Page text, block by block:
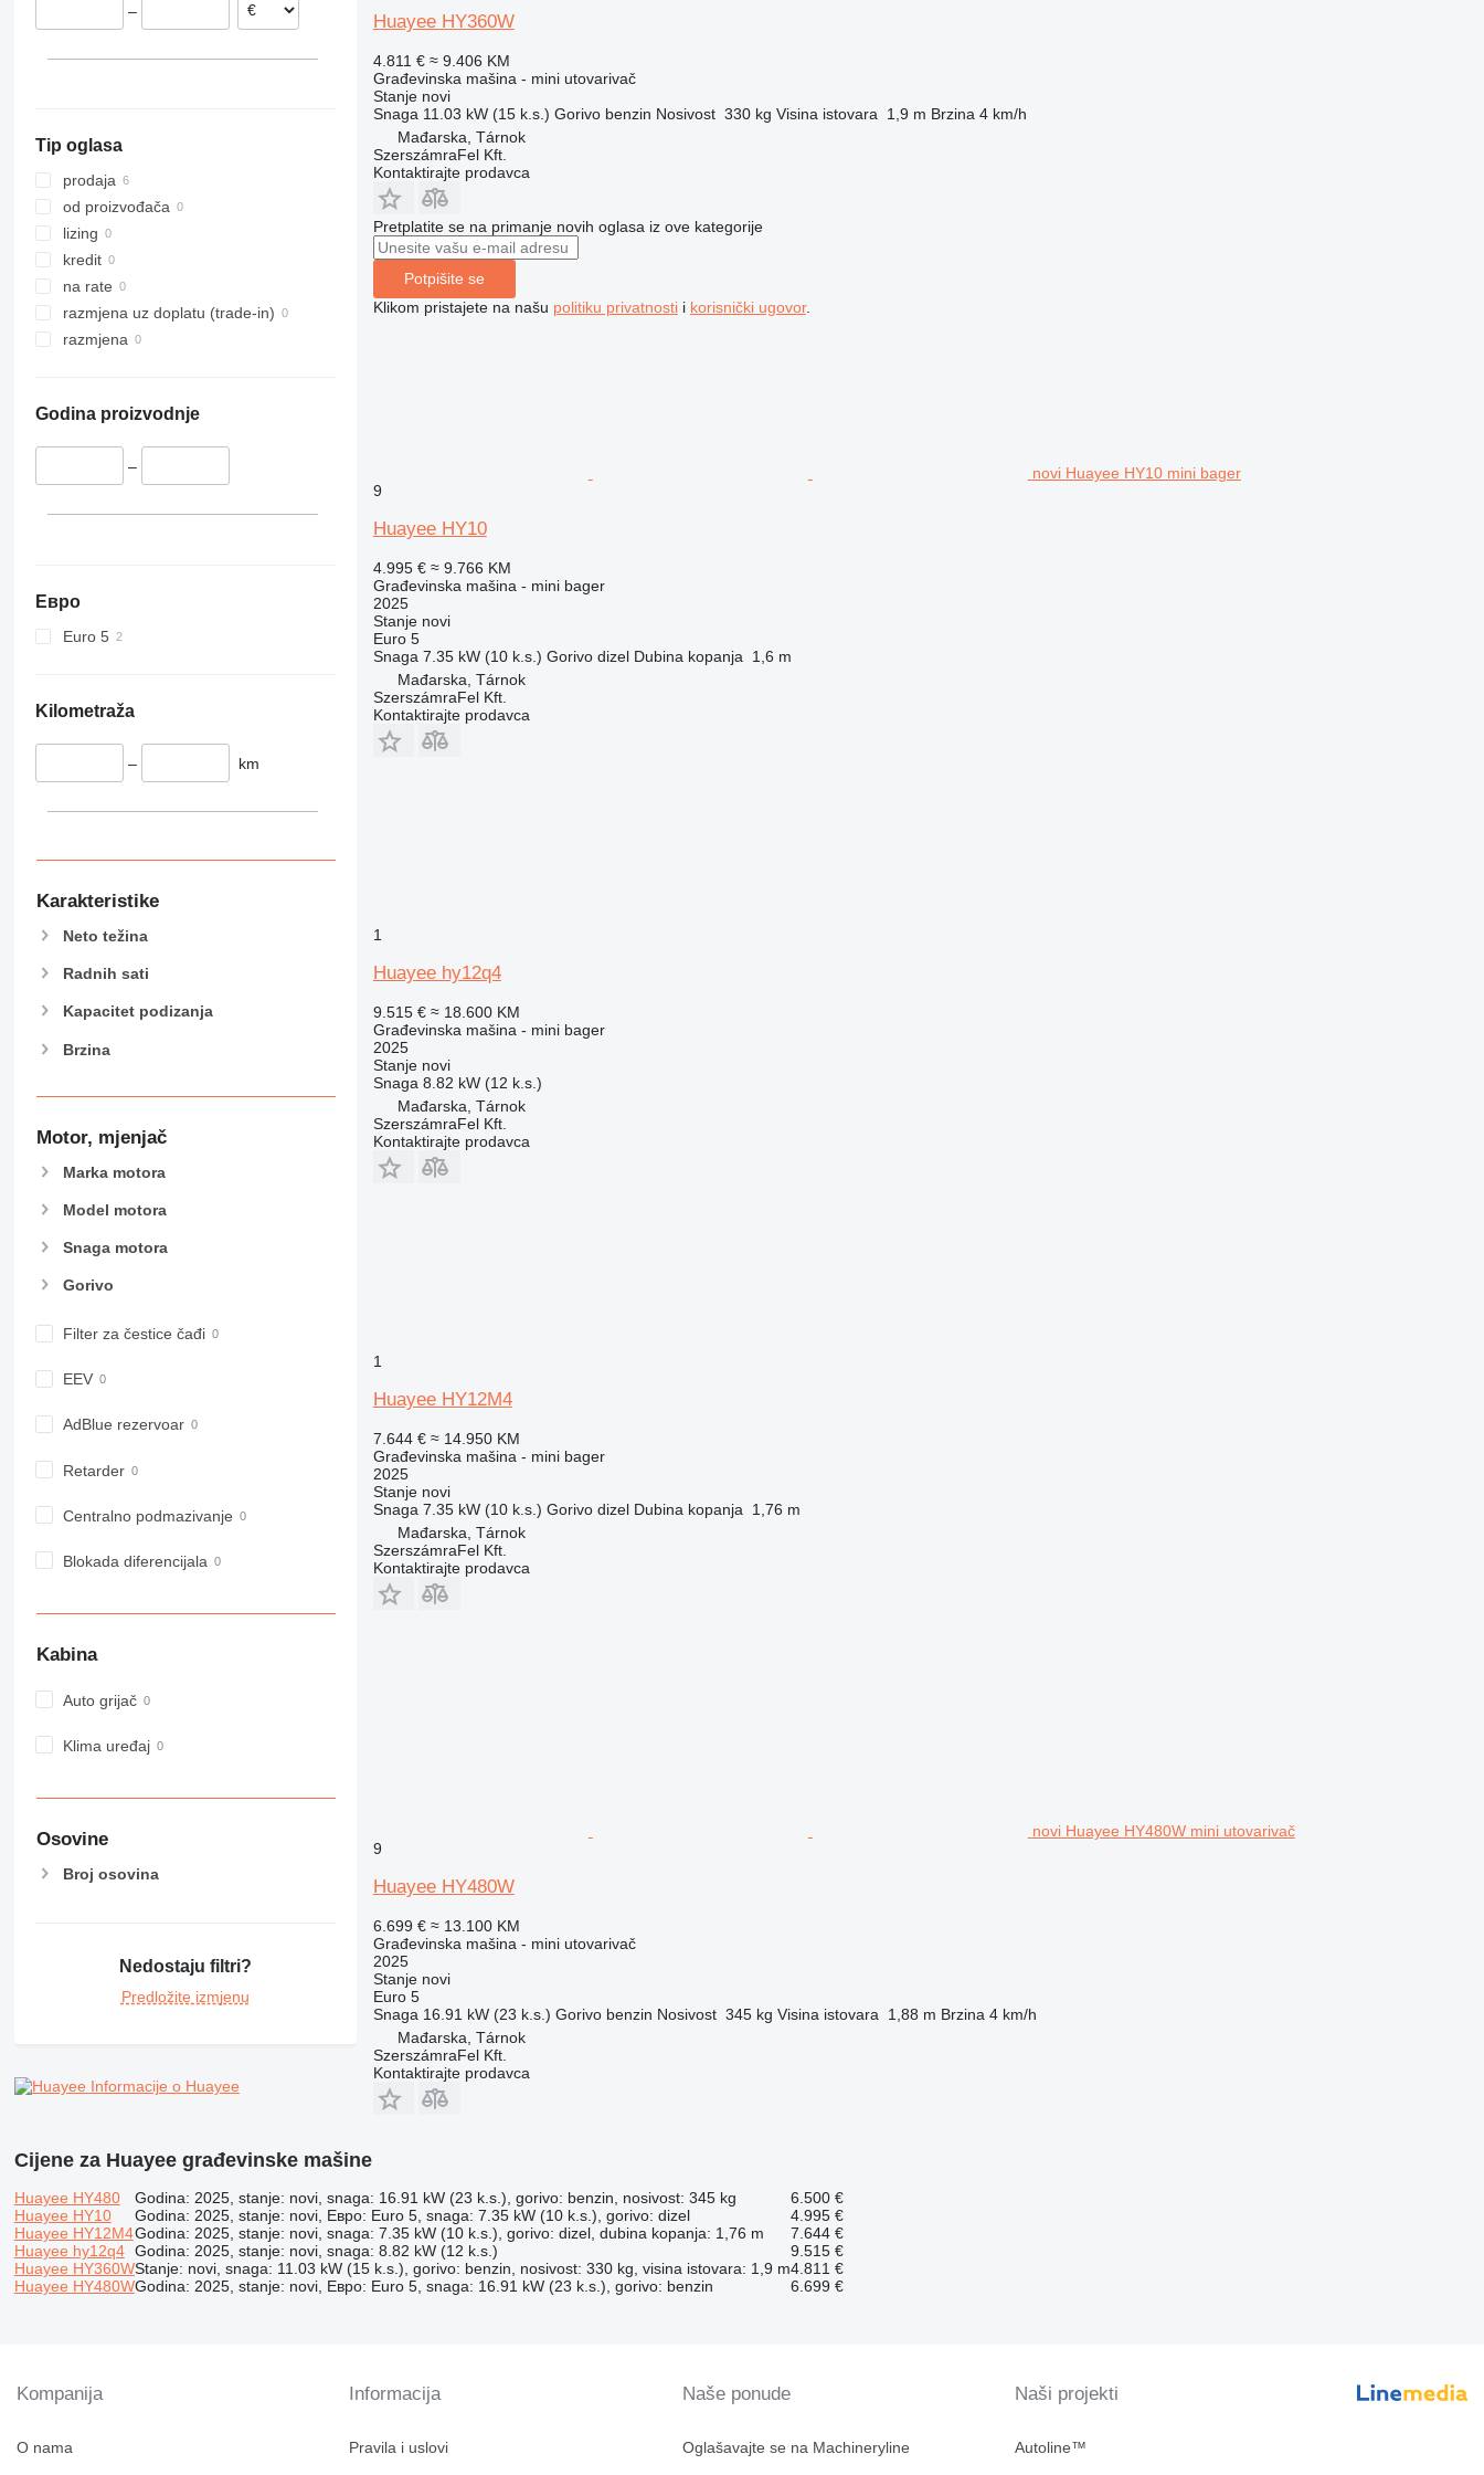
317
318
319
320
321
322
323
324
329
330
374
416
426
428
434
589
826
908
918
928
950
955
962
966
973
988
992
C-series
D series
F-series
IT
M-series
457
8008
8018
8025
8026
8030
8035
CT
NXT
S-Series
E-series
Liftlux
Pecolift
R-series
Toucan
–
Tip oglasa
prodaja
od proizvođača
lizing
kredit
na rate
razmjena uz doplatu (trade-in)
razmjena
Godina proizvodnje
–
Евро
Euro 5
Kilometraža
– km
Karakteristike
Neto težina
Radnih sati
Kapacitet podizanja
Brzina
Motor, mjenjač
Marka motora
Model motora
Snaga motora
Gorivo
Filter za čestice čađi
EEV
AdBlue rezervoar
Retarder
Centralno podmazivanje
Blokada diferencijala
Kabina
Auto grijač
Klima uređaj
Osovine
Broj osovina
Nedostaju filtri?
Predložite izmjenu
Informacije o Huayee
Huayee HY360W
4.811 € ≈ 9.406 KM
Građevinska mašina - mini utovarivač
Stanjenovi
Snaga 11.03 kW (15 k.s.) Gorivo benzin Nosivost 330 kg Visina istovara 1,9 m Brzina 4 km/h
Mađarska, Tárnok
SzerszámraFel Kft.
Kontaktirajte prodavca
Pretplatite se na primanje novih oglasa iz ove kategorije
Potpišite se
Klikom pristajete na našu politiku privatnostii korisnički ugovor.
novi Huayee HY10 mini bager
9
Huayee HY10
4.995 € ≈ 9.766 KM
Građevinska mašina - mini bager
2025
Stanjenovi
Euro 5
Snaga 7.35 kW (10 k.s.) Gorivo dizel Dubina kopanja
1,6 m
Mađarska, Tárnok
SzerszámraFel Kft.
Kontaktirajte prodavca
1
Huayee hy12q4
9.515 € ≈ 18.600 KM
Građevinska mašina - mini bager
2025
Stanjenovi
Snaga 8.82 kW (12 k.s.)
Mađarska, Tárnok
SzerszámraFel Kft.
Kontaktirajte prodavca
1
Huayee HY12M4
7.644 € ≈ 14.950 KM
Građevinska mašina - mini bager
2025
Stanjenovi
Snaga 7.35 kW (10 k.s.) Gorivo dizel Dubina kopanja
1,76 m
Mađarska, Tárnok
SzerszámraFel Kft.
Kontaktirajte prodavca
novi Huayee HY480W mini utovarivač
9
Huayee HY480W
6.699 € ≈ 13.100 KM
Građevinska mašina - mini utovarivač
2025
Stanjenovi
Euro 5
Snaga 16.91 kW (23 k.s.) Gorivo benzin Nosivost 345 kg Visina istovara 1,88 m Brzina 4 km/h
Mađarska, Tárnok
SzerszámraFel Kft.
Kontaktirajte prodavca
Cijene za Huayee građevinske mašine
Huayee HY480 Godina: 2025, stanje: novi, snaga: 16.91 kW (23 k.s.), gorivo: benzin, nosivost: 345 kg
6.500 €
Huayee HY10
Godina: 2025, stanje: novi, Евро: Euro 5, snaga: 7.35 kW (10 k.s.), gorivo: dizel
4.995 €
Huayee HY12M4Godina: 2025, stanje: novi, snaga: 7.35 kW (10 k.s.), gorivo: dizel, dubina kopanja: 1,76 m
7.644 €
Huayee hy12q4 Godina: 2025, stanje: novi, snaga: 8.82 kW (12 k.s.)
9.515 €
Huayee HY360WStanje: novi, snaga: 11.03 kW (15 k.s.), gorivo: benzin, nosivost: 330 kg, visina istovara: 1,9 m4.811 €
Huayee HY480WGodina: 2025, stanje: novi, Евро: Euro 5, snaga: 16.91 kW (23 k.s.), gorivo: benzin 6.699 €
Kompanija
O nama
Informacija
Pravila i uslovi
Naše ponude
Oglašavajte se na Machineryline
Naši projekti
Autoline™